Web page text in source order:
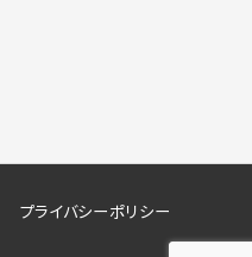
プライバシーポリシー